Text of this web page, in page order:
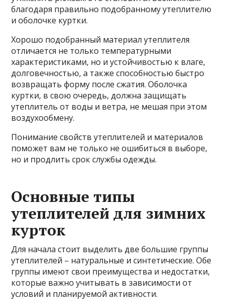
благодаря правильно подобранному утеплителю
и оболочке куртки.
Хорошо подобранный материал утеплителя
отличается не только температурными
характеристиками, но и устойчивостью к влаге,
долговечностью, а также способностью быстро
возвращать форму после сжатия. Оболочка
куртки, в свою очередь, должна защищать
утеплитель от воды и ветра, не мешая при этом
воздухообмену.
Понимание свойств утеплителей и материалов
поможет вам не только не ошибиться в выборе,
но и продлить срок службы одежды.
Основные типы
утеплителей для зимних
курток
Для начала стоит выделить две большие группы
утеплителей – натуральные и синтетические. Обе
группы имеют свои преимущества и недостатки,
которые важно учитывать в зависимости от
условий и планируемой активности.